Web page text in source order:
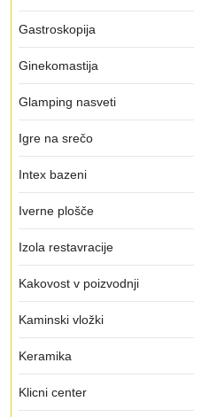
Gastroskopija
Ginekomastija
Glamping nasveti
Igre na srečo
Intex bazeni
Iverne plošče
Izola restavracije
Kakovost v poizvodnji
Kaminski vložki
Keramika
Klicni center